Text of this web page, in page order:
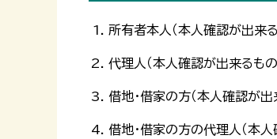
所有者本人（本人確認が出来
代理人（本人確認が出来るも
借地・借家の方（本人確認が
借地・借家の方の代理人（本